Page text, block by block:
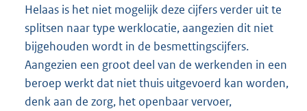
Helaas is het niet mogelijk deze cijfers verder uit te
splitsen naar type werklocatie, aangezien dit niet
bijgehouden wordt in de besmettingscijfers.
Aangezien een groot deel van de werkenden in een
beroep werkt dat niet thuis uitgevoerd kan worden,
denk aan de zorg, het openbaar vervoer,